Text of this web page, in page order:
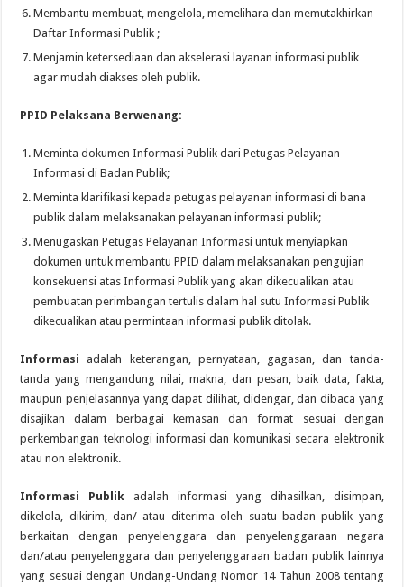
Membantu membuat, mengelola, memelihara dan memutakhirkan
Daftar Informasi Publik ;
Menjamin ketersediaan dan akselerasi layanan informasi publik
agar mudah diakses oleh publik.
PPID Pelaksana Berwenang:
Meminta dokumen Informasi Publik dari Petugas Pelayanan
Informasi di Badan Publik;
Meminta klarifikasi kepada petugas pelayanan informasi di bana
publik dalam melaksanakan pelayanan informasi publik;
Menugaskan Petugas Pelayanan Informasi untuk menyiapkan
dokumen untuk membantu PPID dalam melaksanakan pengujian
konsekuensi atas Informasi Publik yang akan dikecualikan atau
pembuatan perimbangan tertulis dalam hal sutu Informasi Publik
dikecualikan atau permintaan informasi publik ditolak.
Informasi adalah keterangan, pernyataan, gagasan, dan tanda-
tanda yang mengandung nilai, makna, dan pesan, baik data, fakta,
maupun penjelasannya yang dapat dilihat, didengar, dan dibaca yang
disajikan dalam berbagai kemasan dan format sesuai dengan
perkembangan teknologi informasi dan komunikasi secara elektronik
atau non elektronik.
Informasi Publik adalah informasi yang dihasilkan, disimpan,
dikelola, dikirim, dan/ atau diterima oleh suatu badan publik yang
berkaitan dengan penyelenggara dan penyelenggaraan negara
dan/atau penyelenggara dan penyelenggaraan badan publik lainnya
yang sesuai dengan Undang-Undang Nomor 14 Tahun 2008 tentang